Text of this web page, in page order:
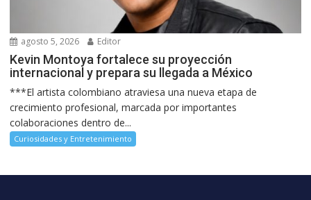
agosto 5, 2026 Editor
Kevin Montoya fortalece su proyección
internacional y prepara su llegada a México
***El artista colombiano atraviesa una nueva etapa de
crecimiento profesional, marcada por importantes
colaboraciones dentro de...
Curiosidades y Entretenimiento